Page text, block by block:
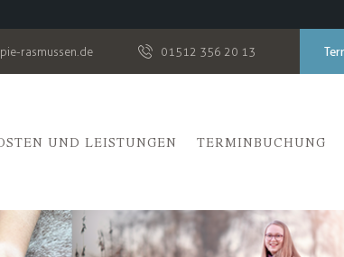
rasmussen.de 01512 356 20 13
UND LEISTUNGEN TERMINBUCHUNG